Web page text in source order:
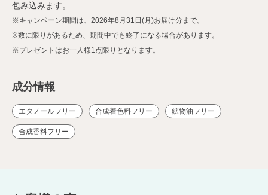
包み込みます。
※キャンペーン期間は、2026年8月31日(月)お届け分まで。
※数に限りがあるため、期間中でも終了になる場合があります。
※プレゼントはお一人様1点限りとなります。
エタノールフリー 合成着色料フリー 鉱物油フリー
合成香料フリー